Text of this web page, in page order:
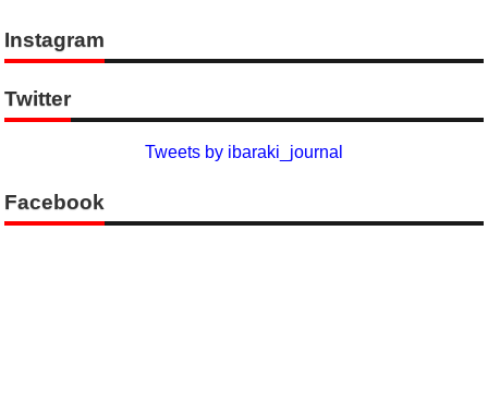
Instagram
Twitter
Tweets by ibaraki_journal
Facebook